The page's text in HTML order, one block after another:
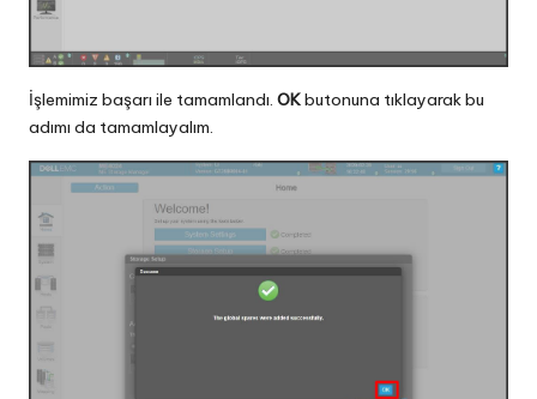
İşlemimiz başarı ile tamamlandı. OKbutonuna tıklayarak bu
adımı da tamamlayalım.